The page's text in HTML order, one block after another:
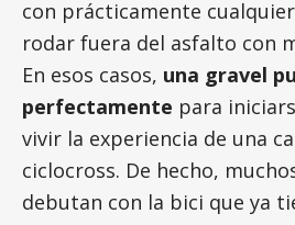
con prácticamente
rodar fuera del asfalto con
En esos casos, una gravel
perfectamente para
vivir la experiencia de una
ciclocross. De hecho,
debutan con la bici que ya